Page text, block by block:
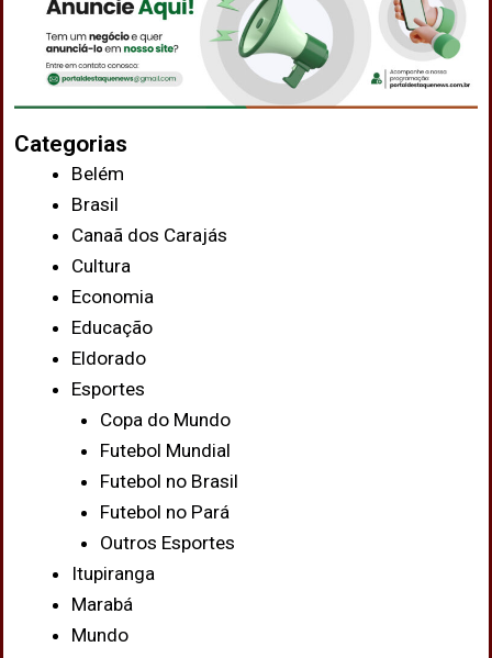
Categorias
Belém
Brasil
Canaã dos Carajás
Cultura
Economia
Educação
Eldorado
Esportes
Copa do Mundo
Futebol Mundial
Futebol no Brasil
Futebol no Pará
Outros Esportes
Itupiranga
Marabá
Mundo